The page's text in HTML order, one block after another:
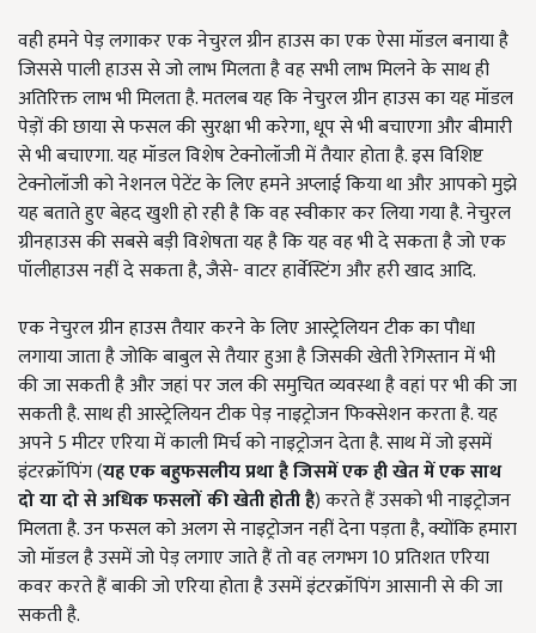
वही हमने पेड़ लगाकर एक नेचुरल ग्रीन हाउस का एक ऐसा मॉडल बनाया है
जिससे पाली हाउस से जो लाभ मिलता है वह सभी लाभ मिलने के साथ ही
अतिरिक्त लाभ भी मिलता है. मतलब यह कि नेचुरल ग्रीन हाउस का यह मॉडल
पेड़ों की छाया से फसल की सुरक्षा भी करेगा, धूप से भी बचाएगा और बीमारी
से भी बचाएगा. यह मॉडल विशेष टेक्नोलॉजी में तैयार होता है. इस विशिष्ट
टेक्नोलॉजी को नेशनल पेटेंट के लिए हमने अप्लाई किया था और आपको मुझे
यह बताते हुए बेहद खुशी हो रही है कि वह स्वीकार कर लिया गया है. नेचुरल
ग्रीनहाउस की सबसे बड़ी विशेषता यह है कि यह वह भी दे सकता है जो एक
पॉलीहाउस नहीं दे सकता है, जैसे- वाटर हार्वेस्टिंग और हरी खाद आदि.
एक नेचुरल ग्रीन हाउस तैयार करने के लिए आस्ट्रेलियन टीक का पौधा
लगाया जाता है जोकि बाबुल से तैयार हुआ है जिसकी खेती रेगिस्तान में भी
की जा सकती है और जहां पर जल की समुचित व्यवस्था है वहां पर भी की जा
सकती है. साथ ही आस्ट्रेलियन टीक पेड़ नाइट्रोजन फिक्सेशन करता है. यह
अपने 5 मीटर एरिया में काली मिर्च को नाइट्रोजन देता है. साथ में जो इसमें
इंटरक्रॉपिंग (यह एक बहुफसलीय प्रथा है जिसमें एक ही खेत में एक साथ
दो या दो से अधिक फसलों की खेती होती है) करते हैं उसको भी नाइट्रोजन
मिलता है. उन फसल को अलग से नाइट्रोजन नहीं देना पड़ता है, क्योंकि हमारा
जो मॉडल है उसमें जो पेड़ लगाए जाते हैं तो वह लगभग 10 प्रतिशत एरिया
कवर करते हैं बाकी जो एरिया होता है उसमें इंटरक्रॉपिंग आसानी से की जा
सकती है.